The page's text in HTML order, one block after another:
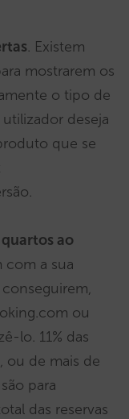
. Existem
mostrarem os
o tipo de
deseja
que se
ao
com a sua
ou
lo. 11% das
ou de mais de
para
das reservas